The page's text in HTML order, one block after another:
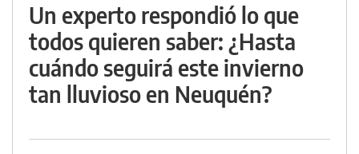
Un experto respondió lo que
todos quieren saber: ¿Hasta
cuándo seguirá este invierno
tan lluvioso en Neuquén?